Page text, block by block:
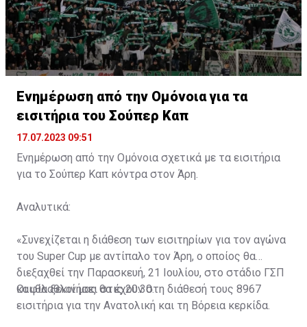
Ενημέρωση από την Ομόνοια για τα
εισιτήρια του Σούπερ Καπ
17.07.2023 09:51
Ενημέρωση από την Ομόνοια σχετικά με τα εισιτήρια
για το Σούπερ Καπ κόντρα στον Άρη.
Αναλυτικά:
«Συνεχίζεται η διάθεση των εισιτηρίων για τον αγώνα
του Super Cup με αντίπαλο τον Άρη, ο οποίος θα
διεξαχθεί την Παρασκευή, 21 Ιουλίου, στο στάδιο ΓΣΠ
και θα ξεκινήσει στις 20:30.
Οι φίλαθλοί μας θα έχουν στη διάθεσή τους 8967
εισιτήρια για την Ανατολική και τη Βόρεια κερκίδα.